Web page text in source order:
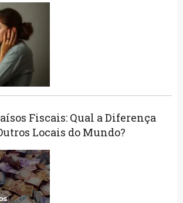
Fiscais: Qual a Diferença
Locais do Mundo?